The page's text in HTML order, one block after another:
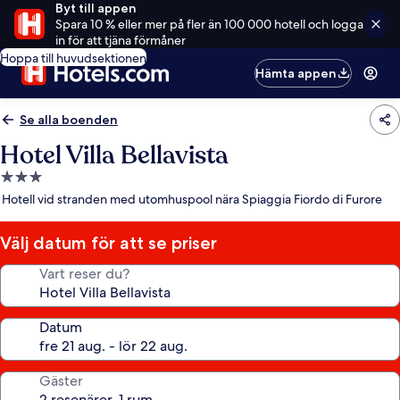
Byt till appen
Spara 10 % eller mer på fler än 100 000 hotell och logga
in för att tjäna förmåner
Hoppa till huvudsektionen
Hämta appen
Se alla boenden
Hotel Villa Bellavista
3.0-
stjärnigt
Hotell vid stranden med utomhuspool nära Spiaggia Fiordo di Furore
Välj datum för att se priser
Vart reser du?
Datum
Gäster